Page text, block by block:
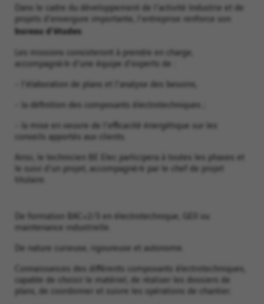
Dans le cadre du développement de l'activité Industrie et de
projets d'envergure importante, l'entreprise renforce son
bureau d'études
Les missions consisteront à prendre en charge,
accompagné/e d'une équipe d'experts de :
- l'élaboration de plans et l'analyse des besoins,
- la définition des composants électrotechniques ;
- la mise en oeuvre de l'efficacité énergétique sur les
conseils apportés aux clients.
Ainsi, le technicien BE Elec participera à toutes les phases et
le suivi d'un projet, accompagné/e par le chef de projet
titulaire.
De formation BAC+2/3 en électrotechnique, GEII ou
maintenance industrielle.
De nature curieuse, rigoureuse et autonome.
Connaissances des différents composants électrotechniques,
capable de choisir le matériel, de réaliser les dossiers de
plans, de coordonner et suivre les opérations de chantier.